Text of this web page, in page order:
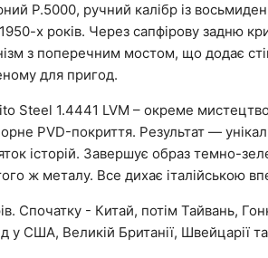
P.5000, ручний калібр із
1950-х років. Через сапфірову задню
з поперечним мостом, що додає
для пригод.
Steel 1.4441 LVM – окреме
PVD-покриття. Результат —
історій. Завершує образ темно-
ж металу. Все дихає італійською
Спочатку - Китай, потім Тайвань,
у США, Великій Британії, Швейцарії